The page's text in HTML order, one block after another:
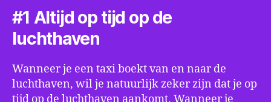
#1 Altijd op tijd op de
luchthaven
Wanneer je een taxi boekt van en naar de
luchthaven, wil je natuurlijk zeker zijn dat je op